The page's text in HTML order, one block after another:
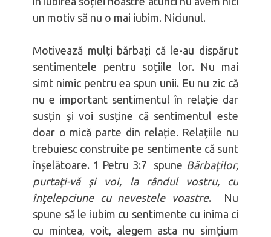
un motiv să nu o mai iubim. Niciunul.
Motivează mulți bărbați că le-au dispărut
sentimentele pentru soțiile lor. Nu mai
simt nimic pentru ea spun unii. Eu nu zic că
nu e important sentimentul în relație dar
susțin și voi susține că sentimentul este
doar o mică parte din relație. Relațiile nu
trebuiesc construite pe sentimente că sunt
înșelătoare. 1 Petru 3:7 spune Bărbaţilor,
purtaţi-vă şi voi, la rândul vostru, cu
înţelepciune cu nevestele voastre. Nu
spune să le iubim cu sentimente cu inima ci
cu mintea, voit, alegem asta nu simțium